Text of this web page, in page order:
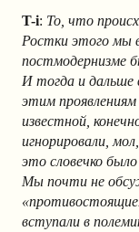
T-i: То, что
Ростки этого мы
постмодернизме
И тогда и дальше
этим
известной,
игнорировали,
это словечко
Мы почти не
вступали в